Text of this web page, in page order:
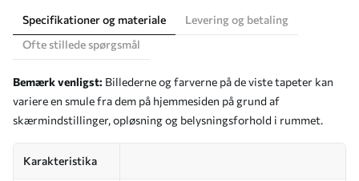
Specifikationer og materiale
Levering og betaling
Ofte stillede spørgsmål
Bemærk venligst: Billederne og farverne på de viste tapeter kan
variere en smule fra dem på hjemmesiden på grund af
skærmindstillinger, opløsning og belysningsforhold i rummet.
Karakteristika